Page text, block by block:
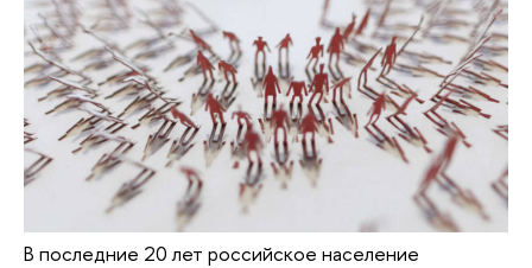
В последние 20 лет российское население